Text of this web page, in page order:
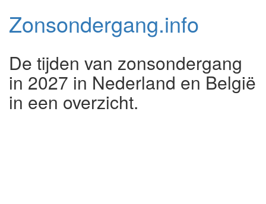
Zonsondergang.info
De tijden van zonsondergang
in 2027 in Nederland en België
in een overzicht.